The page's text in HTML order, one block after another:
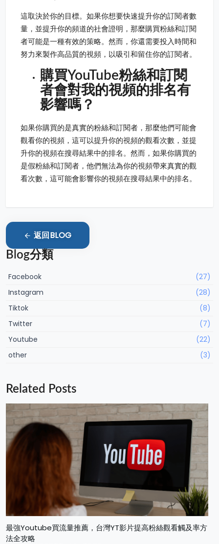
這取決於你的目標。如果你想要快速提升你的訂閱者數
量，並提升你的頻道的社會證明，那麼購買粉絲和訂閱
者可能是一種有效的策略。然而，你還需要投入時間和
努力來製作高品質的視頻，以吸引和留住你的訂閱者。
購買YouTube粉絲和訂閱
者會對我的視頻的排名有
影響嗎？
如果你購買的是真實的粉絲和訂閱者，那麼他們可能會
觀看你的視頻，這可以提升你的視頻的觀看次數，並提
升你的視頻在搜尋結果中的排名。然而，如果你購買的
是假粉絲和訂閱者，他們無法為你的視頻帶來真實的觀
看次數，這可能會影響你的視頻在搜尋結果中的排名。
返回BLOG
Blog分類
Facebook
(27)
Instagram
(28)
Tiktok
(8)
Twitter
(7)
Youtube
(22)
other
(3)
Related Posts
最強Youtube買流量推薦，台灣YT影片提高粉絲觀看觸及率方
法全攻略